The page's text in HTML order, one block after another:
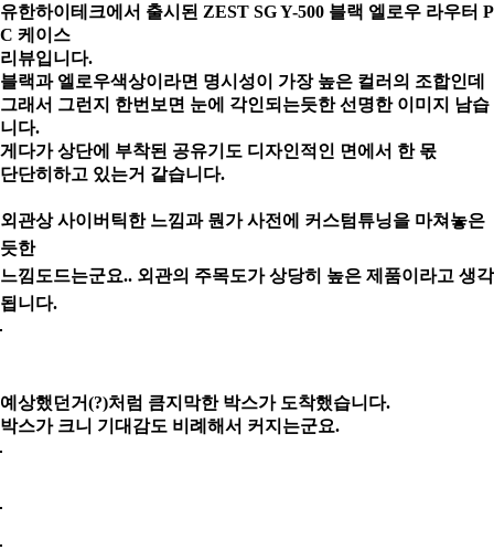
유한하이테크에서 출시된 ZEST SG Y-500 블랙 엘로우 라우터 P
C 케이스
리뷰입니다.
블랙과 엘로우색상이라면 명시성이 가장 높은 컬러의 조합인데
그래서 그런지 한번보면 눈에 각인되는듯한 선명한 이미지 남습
니다.
게다가 상단에 부착된 공유기도 디자인적인 면에서 한 몫
단단히 하고 있는거 같습니다.
외관상 사이버틱한 느낌과 뭔가 사전에 커스텀튜닝을 마쳐놓은
듯한
느낌도드는군요.. 외관의 주목도가 상당히 높은 제품이라고 생각
됩니다.
예상했던거(?)처럼 큼지막한 박스가 도착했습니다.
박스가 크니 기대감도 비례해서 커지는군요.